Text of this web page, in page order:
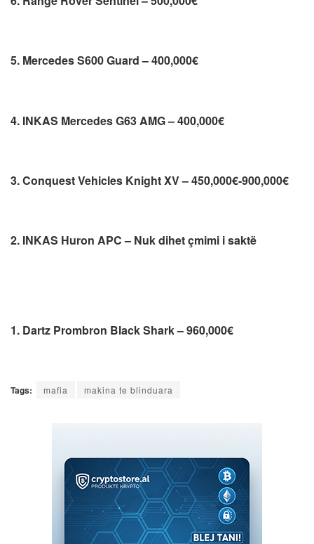
5. Mercedes S600 Guard – 400,000€
4. INKAS Mercedes G63 AMG – 400,000€
3. Conquest Vehicles Knight XV – 450,000€-900,000€
2. INKAS Huron APC – Nuk dihet çmimi i saktë
1. Dartz Prombron Black Shark – 960,000€
Tags: mafia makina te blinduara